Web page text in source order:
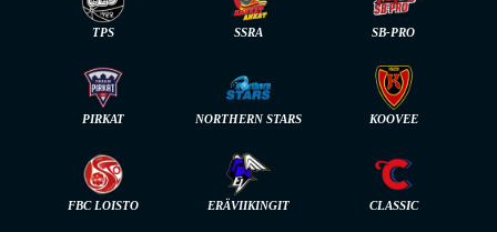
TPS SSRA SB-PRO
PIRKAT NORTHERN STARS KOOVEE
FBC LOISTO ERÄVIIKINGIT CLASSIC